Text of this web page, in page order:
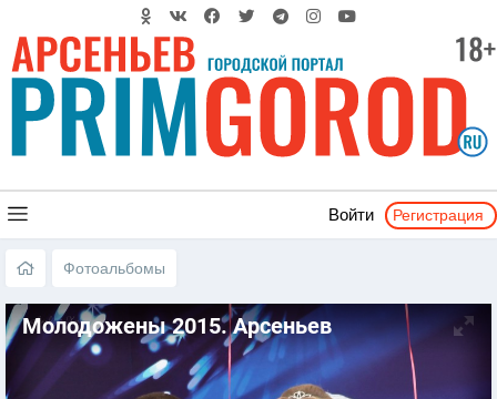
Войти Регистрация
Фотоальбомы
Молодожены 2015. Арсеньев